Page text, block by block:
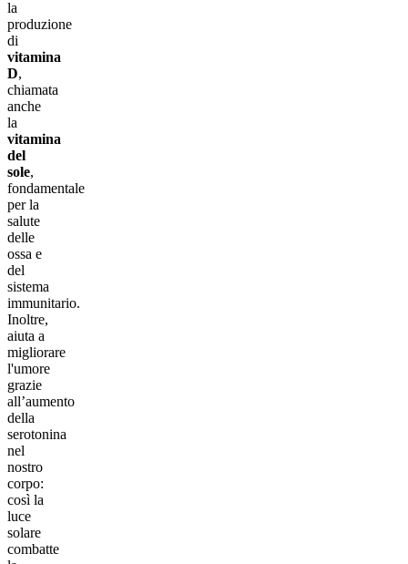
la
produzione
di
vitamina
D,
chiamata
anche
la
vitamina
del
sole,
fondamentale
per la
salute
delle
ossa e
del
sistema
immunitario.
Inoltre,
aiuta a
migliorare
l'umore
grazie
all’aumento
della
serotonina
nel
nostro
corpo:
così la
luce
solare
combatte